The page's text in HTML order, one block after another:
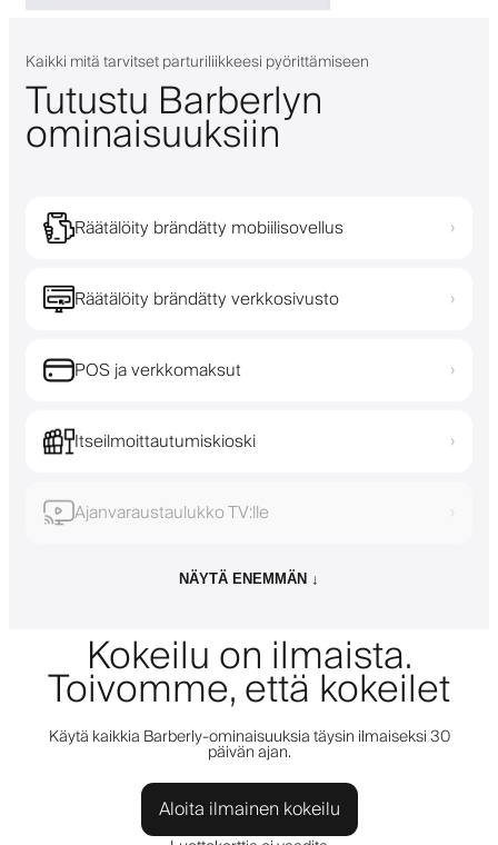
Kaikki mitä tarvitset parturiliikkeesi pyörittämiseen
Tutustu Barberlyn
ominaisuuksiin
Räätälöity brändätty mobiilisovellus ›
Räätälöity brändätty verkkosivusto ›
POS ja verkkomaksut ›
Itseilmoittautumiskioski ›
Ajanvaraustaulukko TV:lle ›
NÄYTÄ ENEMMÄN ↓
Kokeilu on ilmaista.
Toivomme, että kokeilet
Käytä kaikkia Barberly-ominaisuuksia täysin ilmaiseksi 30
päivän ajan.
Aloita ilmainen kokeilu